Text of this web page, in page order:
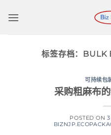
标签存档： BULK
可持续包
采购粗麻布
POSTED ON